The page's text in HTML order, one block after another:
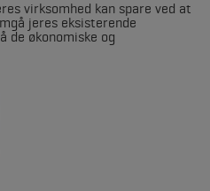
virksomhed kan spare ved at
jeres eksisterende
de økonomiske og